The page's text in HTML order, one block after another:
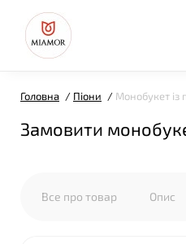
Головна Піони Монобукет із
Замовити
Все про товар Опис